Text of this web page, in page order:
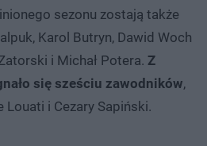
sezonu zostają także
Karol Butryn, Dawid Woch
i Michał Potera. Z
się sześciu zawodników,
Louati i Cezary Sapiński.